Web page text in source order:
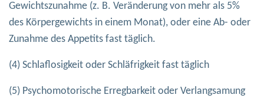
Gewichtszunahme (z. B. Veränderung von mehr als 5%
des Körpergewichts in einem Monat), oder eine Ab- oder
Zunahme des Appetits fast täglich.
(4) Schlaflosigkeit oder Schläfrigkeit fast täglich
(5) Psychomotorische Erregbarkeit oder Verlangsamung